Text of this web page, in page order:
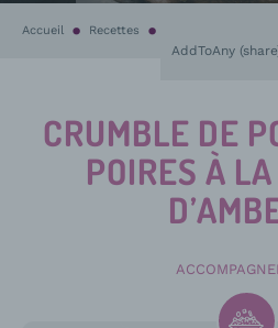
Accueil Recettes
AddToAny
CRUMBLE DE
POIRES À